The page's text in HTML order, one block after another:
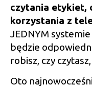
czytania etykiet,
korzystania z
JEDNYM
będzie
robisz, czy
Oto